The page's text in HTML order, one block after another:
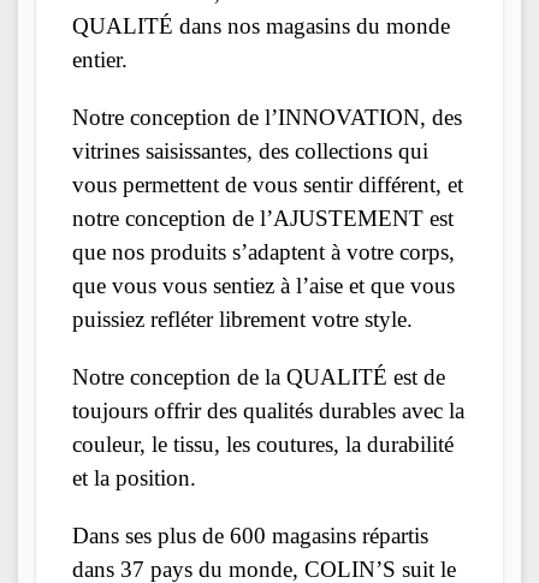
QUALITÉ dans nos magasins du monde
entier.
Notre conception de l’INNOVATION, des
vitrines saisissantes, des collections qui
vous permettent de vous sentir différent, et
notre conception de l’AJUSTEMENT est
que nos produits s’adaptent à votre corps,
que vous vous sentiez à l’aise et que vous
puissiez refléter librement votre style.
Notre conception de la QUALITÉ est de
toujours offrir des qualités durables avec la
couleur, le tissu, les coutures, la durabilité
et la position.
Dans ses plus de 600 magasins répartis
dans 37 pays du monde, COLIN’S suit le